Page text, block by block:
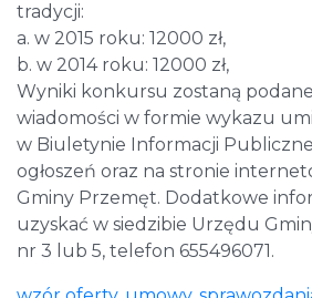
tradycji:
a. w 2015 roku: 12000 zł,
b. w 2014 roku: 12000 zł,
Wyniki konkursu zostaną
wiadomości w formie wykazu
w Biuletynie Informacji
ogłoszeń oraz na stronie
Gminy Przemęt. Dodatkowe
uzyskać w siedzibie Urzędu
nr 3 lub 5, telefon 655496071.